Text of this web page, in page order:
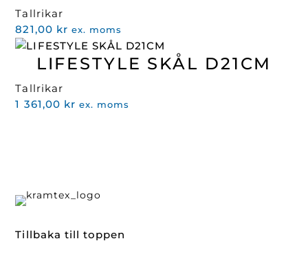
Tallrikar
821,00 kr ex. moms
LIFESTYLE SKÅL D21CM
Tallrikar
1 361,00 kr ex. moms
Tillbaka till toppen